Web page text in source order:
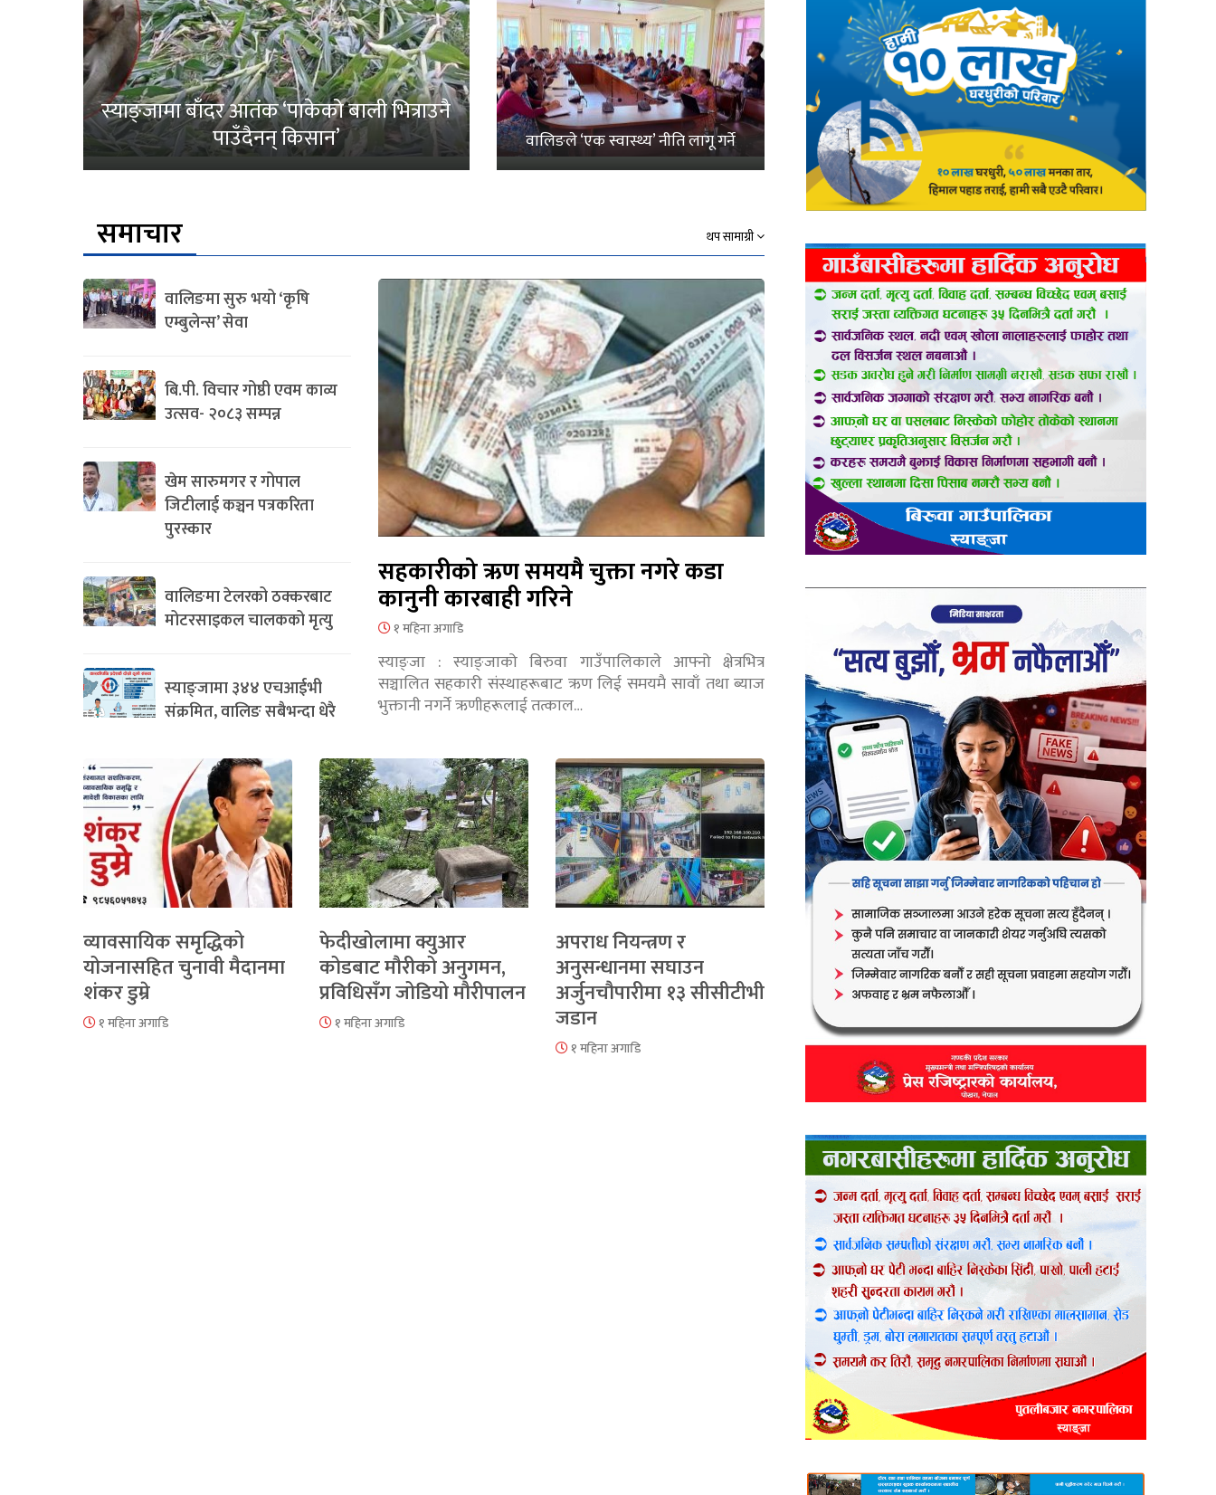
स्याङ्जामा बाँदर आतंक ‘पाकेको बाली भित्राउनै
पाउँदैनन् किसान’ वालिङले ‘एक स्वास्थ्य’ नीति लागू गर्ने
समाचार थप सामाग्री
वालिङमा सुरु भयो ‘कृषि
एम्बुलेन्स’ सेवा
बि.पी. विचार गोष्ठी एवम काव्य
उत्सव- २०८३ सम्पन्न
खेम सारुमगर र गोपाल
जिटीलाई कञ्चन पत्रकरिता
पुरस्कार
वालिङमा टेलरको ठक्करबाट
मोटरसाइकल चालकको मृत्यु
स्याङ्जामा ३४४ एचआईभी
संक्रमित, वालिङ सबैभन्दा धेरै
सहकारीको ऋण समयमै चुक्ता नगरे कडा
कानुनी कारबाही गरिने
१ महिना अगाडि
स्याङ्जा : स्याङ्जाको बिरुवा गाउँपालिकाले आफ्नो क्षेत्रभित्र
सञ्चालित सहकारी संस्थाहरूबाट ऋण लिई समयमै सावाँ तथा ब्याज
भुक्तानी नगर्ने ऋणीहरूलाई तत्काल…
व्यावसायिक समृद्धिको
योजनासहित चुनावी मैदानमा
शंकर डुम्रे
१ महिना अगाडि
फेदीखोलामा क्युआर
कोडबाट मौरीको अनुगमन,
प्रविधिसँग जोडियो मौरीपालन
१ महिना अगाडि
अपराध नियन्त्रण र
अनुसन्धानमा सघाउन
अर्जुनचौपारीमा १३ सीसीटीभी
जडान
१ महिना अगाडि